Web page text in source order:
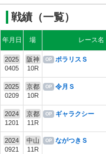
戦績（一覧）
年月日 場 レース名
2025
0405
阪神
10R
OP
ポラリスＳ
2025
0209
京都
10R
OP
令月Ｓ
2024
1201
京都
11R
OP
ギャラクシー
2024
0921
中山
11R
OP
ながつきＳ